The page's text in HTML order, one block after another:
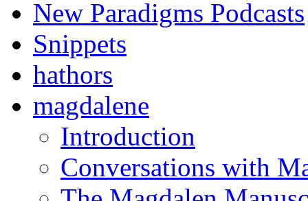
New Paradigms Podcasts
Snippets
hathors
magdalene
Introduction
Conversations with